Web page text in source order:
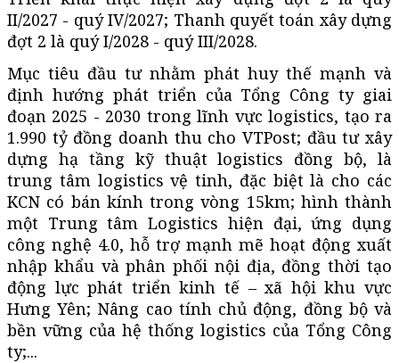
II/2027 - quý IV/2027; Thanh quyết toán xây dựng
đợt 2 là quý I/2028 - quý III/2028.
Mục tiêu đầu tư nhằm phát huy thế mạnh và
định hướng phát triển của Tổng Công ty giai
đoạn 2025 - 2030 trong lĩnh vực logistics, tạo ra
1.990 tỷ đồng doanh thu cho VTPost; đầu tư xây
dựng hạ tầng kỹ thuật logistics đồng bộ, là
trung tâm logistics vệ tinh, đặc biệt là cho các
KCN có bán kính trong vòng 15km; hình thành
một Trung tâm Logistics hiện đại, ứng dụng
công nghệ 4.0, hỗ trợ mạnh mẽ hoạt động xuất
nhập khẩu và phân phối nội địa, đồng thời tạo
động lực phát triển kinh tế – xã hội khu vực
Hưng Yên; Nâng cao tính chủ động, đồng bộ và
bền vững của hệ thống logistics của Tổng Công
ty;...